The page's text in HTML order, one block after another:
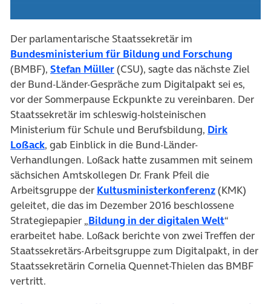
Der parlamentarische Staatssekretär im
Bundesministerium für Bildung und Forschung(öffnet
(BMBF), Stefan Müller(öffnet in neuem Tab)
(CSU), sagte das nächste Ziel
der Bund-Länder-Gespräche zum Digitalpakt sei es,
vor der Sommerpause Eckpunkte zu vereinbaren. Der
Staatssekretär im schleswig-holsteinischen
Ministerium für Schule und Berufsbildung, Dirk
Loßack(öffnet in neuem Tab)
, gab Einblick in die Bund-Länder-
Verhandlungen. Loßack hatte zusammen mit seinem
sächsichen Amtskollegen Dr. Frank Pfeil die
Arbeitsgruppe der Kultusministerkonferenz(öffnet in
(KMK)
geleitet, die das im Dezember 2016 beschlossene
Strategiepapier „Bildung in der digitalen Welt(öffnet in
“
erarbeitet habe. Loßack berichte von zwei Treffen der
Staatssekretärs-Arbeitsgruppe zum Digitalpakt, in der
Staatssekretärin Cornelia Quennet-Thielen das BMBF
vertritt.